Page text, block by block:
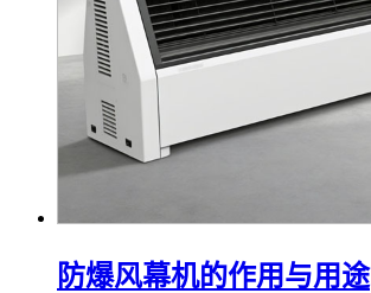
防爆风幕机的作用与用途